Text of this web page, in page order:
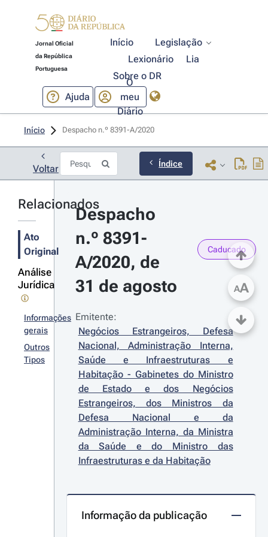
Jornal Oficial
da República
Portuguesa
Início
Legislação
Lexionário
Lia
Sobre o DR
Ajuda
O
meu
Diário
Início Despacho n.º 8391-A/2020
Voltar Índice
Relacionados
Ato
Original
Análise
Jurídica
Informações
gerais
Outros
Tipos
Despacho
n.º 8391-
A/2020, de
31 de agosto
Caducado
Emitente:
Negócios Estrangeiros, Defesa
Nacional, Administração Interna,
Saúde e Infraestruturas e
Habitação - Gabinetes do Ministro
de Estado e dos Negócios
Estrangeiros, dos Ministros da
Defesa Nacional e da
Administração Interna, da Ministra
da Saúde e do Ministro das
Infraestruturas e da Habitação
Informação da publicação
AA